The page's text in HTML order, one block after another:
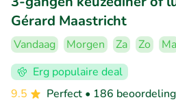
Gérard Maastricht
Vandaag Morgen Za Zo Ma
Erg populaire deal
9.5
Perfect • 186